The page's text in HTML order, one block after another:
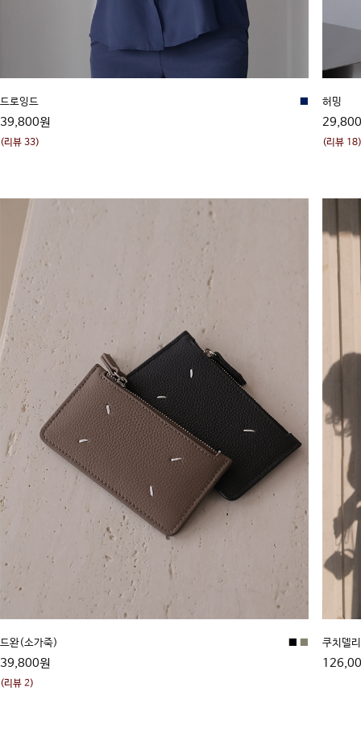
드로잉드
39,800원
(리뷰 33)
허밍
(리뷰 18)
드완(소가죽)
39,800원
■ ■
(리뷰 2)
쿠치델리